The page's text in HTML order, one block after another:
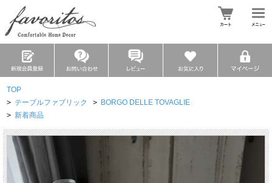
TOP
> テーブルファブリック > BORGO DELLE TOVAGLIE
> 新着商品